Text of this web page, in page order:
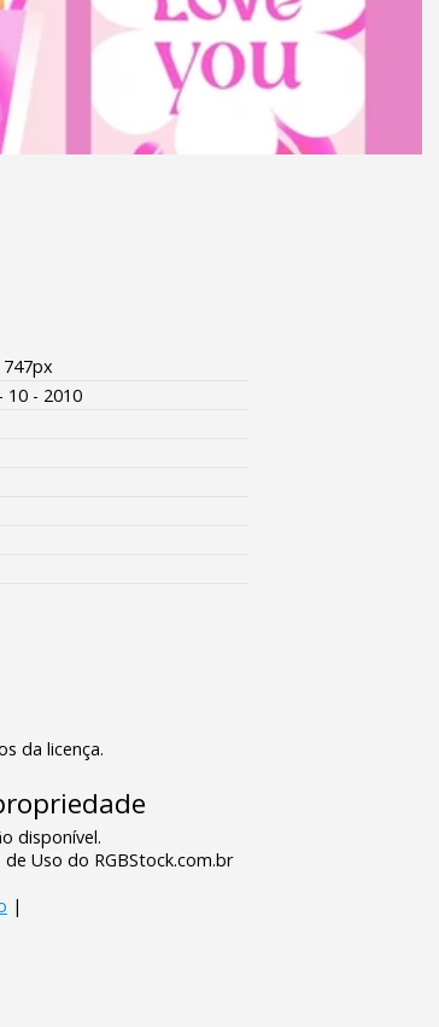
10 - 2010
da licença.
disponível.
Uso do RGBStock.com.br
|